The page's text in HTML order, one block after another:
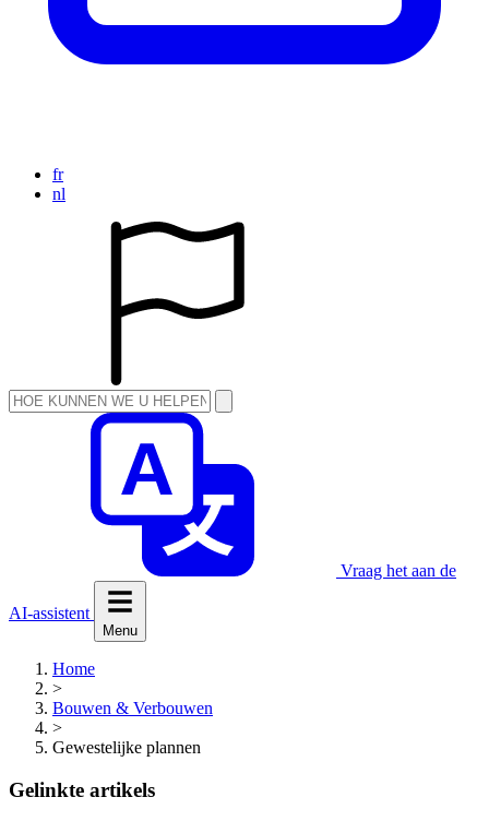
fr
nl
Vraag het aan de
AI-assistent
Menu
Home
>
Bouwen & Verbouwen
>
Gewestelijke plannen
Gelinkte artikels